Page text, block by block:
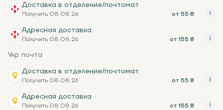
Доставка в отделение/почтомат
Получить 08.08.26 от 55 ₴
Адресная доставка
Получить 08.08.26 от 155 ₴
Укр почта
Доставка в отделение/почтомат
Получить 08.08.26 от 55 ₴
Адресная доставка
Получить 08.08.26 от 155 ₴